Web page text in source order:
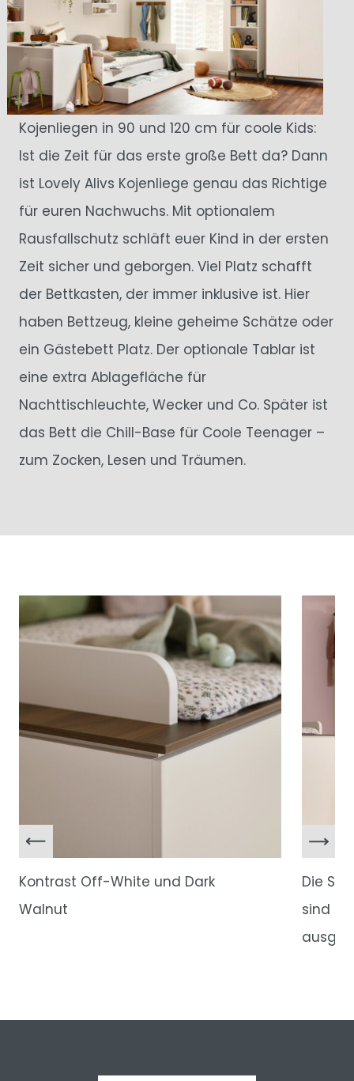
Kojenliegen in 90 und 120 cm für coole Kids:
Ist die Zeit für das erste große Bett da? Dann
ist Lovely Alivs Kojenliege genau das Richtige
für euren Nachwuchs. Mit optionalem
Rausfallschutz schläft euer Kind in der ersten
Zeit sicher und geborgen. Viel Platz schafft
der Bettkasten, der immer inklusive ist. Hier
haben Bettzeug, kleine geheime Schätze oder
ein Gästebett Platz. Der optionale Tablar ist
eine extra Ablagefläche für
Nachttischleuchte, Wecker und Co. Später ist
das Bett die Chill-Base für Coole Teenager –
zum Zocken, Lesen und Träumen.
Kontrast Off-White und Dark
Walnut
Die
sind